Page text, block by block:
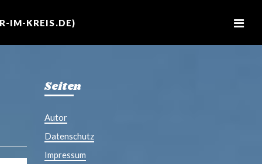
IM-KREIS.DE)
Seiten
Autor
Datenschutz
Impressum